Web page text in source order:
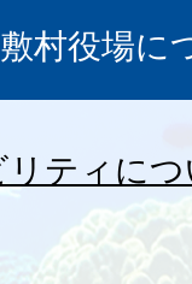
村役場に
ティに